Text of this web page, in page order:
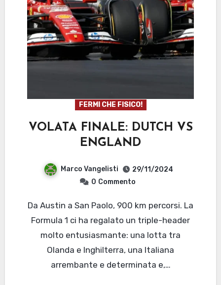
FERMI CHE FISICO!
VOLATA FINALE: DUTCH VS
ENGLAND
Marco Vangelisti
29/11/2024
0 Commento
Da Austin a San Paolo, 900 km percorsi. La
Formula 1 ci ha regalato un triple-header
molto entusiasmante: una lotta tra
Olanda e Inghilterra, una Italiana
arrembante e determinata e,…